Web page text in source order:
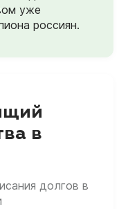
уже
россиян.
в
долгов в